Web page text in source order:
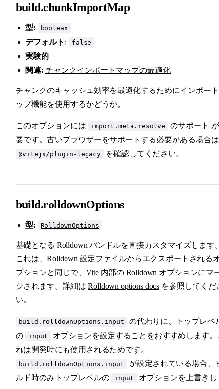
build.chunkImportMap
型: boolean
デフォルト: false
実験的
関連: チャンクインポートマップの最適化
チャンクのキャッシュ効率を最適化するためにインポー
ップ機能を使用するかどうか。
このオプションには import.meta.resolve のサポート
要です。古いブラウザーをサポートする必要がある場合
@vitejs/plugin-legacy を確認してください。
build.rolldownOptions
型: RolldownOptions
基礎となる Rolldown バンドルを直接カスタマイズします
これは、Rolldown 設定ファイルからエクスポートされる
プションと同じで、Vite 内部の Rolldown オプションにマ
ジされます。詳細は Rolldown options docs を参照してくだ
い。
build.rolldownOptions.input
の代わりに、トップレベ
の
input
オプションを設定することをおすすめします。
れは開発時にも使用されるためです。
build.rolldownOptions.input
が設定されている場合、
ルド時のみトップレベルの
input
オプションを上書きし